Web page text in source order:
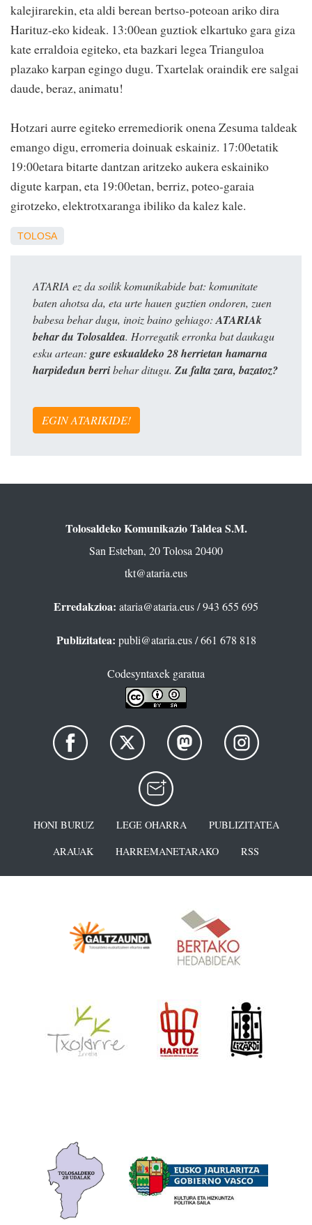
kalejirarekin, eta aldi berean bertso-poteoan ariko dira
Harituz-eko kideak. 13:00ean guztiok elkartuko gara giza
kate erraldoia egiteko, eta bazkari legea Trianguloa
plazako karpan egingo dugu. Txartelak oraindik ere salgai
daude, beraz, animatu!
Hotzari aurre egiteko erremediorik onena Zesuma taldeak
emango digu, erromeria doinuak eskainiz. 17:00etatik
19:00etara bitarte dantzan aritzeko aukera eskainiko
digute karpan, eta 19:00etan, berriz, poteo-garaia
girotzeko, elektrotxaranga ibiliko da kalez kale.
TOLOSA
ATARIA ez da soilik komunikabide bat: komunitate
baten ahotsa da, eta urte hauen guztien ondoren, zuen
babesa behar dugu, inoiz baino gehiago: ATARIAk
behar du Tolosaldea. Horregatik erronka bat daukagu
esku artean: gure eskualdeko 28 herrietan hamarna
harpidedun berribehar ditugu. Zu falta zara, bazatoz?
EGIN ATARIKIDE!
Tolosaldeko Komunikazio Taldea S.M.
San Esteban, 20 Tolosa 20400
tkt@ataria.eus
Erredakzioa: ataria@ataria.eus/ 943 655 695
Publizitatea: publi@ataria.eus/ 661 678 818
Codesyntaxek garatua
HONI BURUZ LEGE OHARRA
PUBLIZITATEA
ARAUAK
HARREMANETARAKO RSS